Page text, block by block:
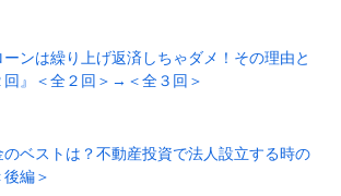
ーンは繰り上げ返済しちゃダメ！その理由と
』＜全２回＞→＜全３回＞
のベストは？不動産投資で法人設立する時の
編＞